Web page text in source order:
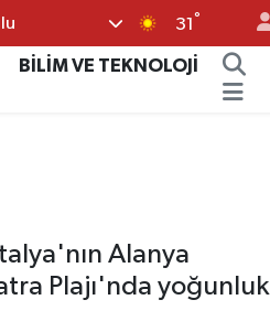
31 °
BİLİM VE TEKNOLOJİ
Alanya
Plajı'nda yoğunluk